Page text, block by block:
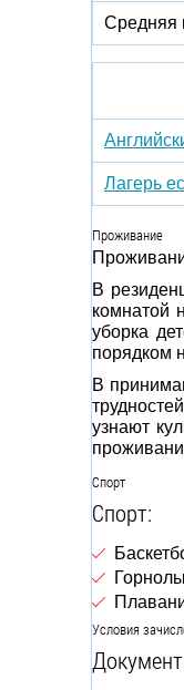
Средняя
Лагерь
Проживание
В
комнатой
уборка
порядком
В
узнают
Спорт
Спорт:
Условия